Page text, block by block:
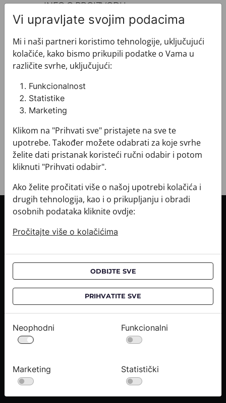
+ INFO O PROIZVODU
Dezen: Tematski
Motiv: Dalmatiner
Boja: Crna
Proizvod: Kravata
Veličina: Uska 5 cm
Brand: CROATA
Sirovinski sastav : Svila 100%
+ MATERIJAL I ODRŽAVANJE
+ DOSTAVA
+ POVRATI I ZAMJENE
INFORMACIJE O KUPNJI
Informacije o dostavi
CROATA saloni
O NAMA
Kontaktirajte nas
Karijere
Uvjeti kupnje
Vi upravljate svojim podacima
Mi i naši partneri koristimo tehnologije, uključujući
kolačiće, kako bismo prikupili podatke o Vama u
različite svrhe, uključujući:
Funkcionalnost
Statistike
Marketing
Klikom na "Prihvati sve" pristajete na sve te
upotrebe. Također možete odabrati za koje svrhe
želite dati pristanak koristeći ručni odabir i potom
kliknuti "Prihvati odabir".
Ako želite pročitati više o našoj upotrebi kolačića i
drugih tehnologija, kao i o prikupljanju i obradi
osobnih podataka kliknite ovdje:
Pročitajte više o kolačićima
ODBIJTE SVE
PRIHVATITE SVE
Neophodni Funkcionalni
Marketing Statistički